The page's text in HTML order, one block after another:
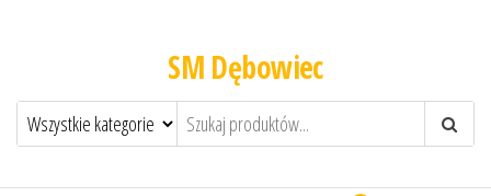
SM Dębowiec